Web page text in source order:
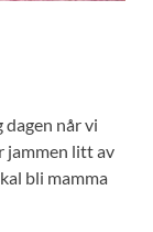
når vi
jammen litt av
bli mamma